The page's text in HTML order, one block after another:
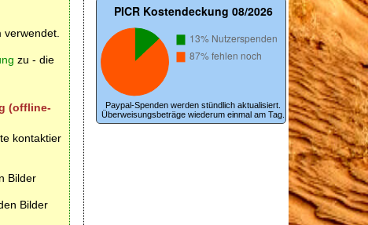
zu - die
(offline-
kontaktier
Bilder
Bilder
Paypal-Spenden werden stündlich aktualisiert.
Überweisungsbeträge wiederum einmal am Tag.